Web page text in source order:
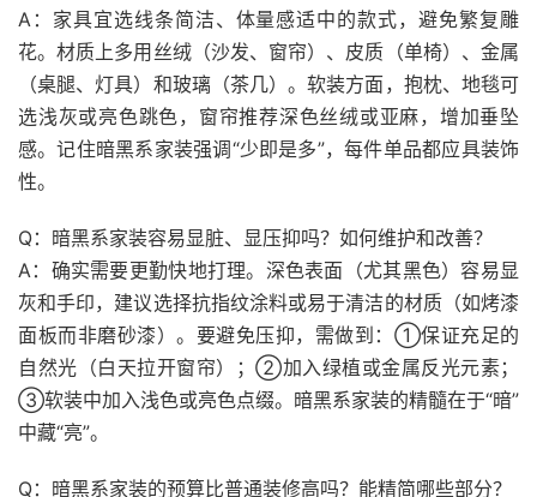
A：家具宜选线条简洁、体量感适中的款式，避免繁复雕
花。材质上多用丝绒（沙发、窗帘）、皮质（单椅）、金属
（桌腿、灯具）和玻璃（茶几）。软装方面，抱枕、地毯可
选浅灰或亮色跳色，窗帘推荐深色丝绒或亚麻，增加垂坠
感。记住暗黑系家装强调“少即是多”，每件单品都应具装饰
性。
Q：暗黑系家装容易显脏、显压抑吗？如何维护和改善？
A：确实需要更勤快地打理。深色表面（尤其黑色）容易显
灰和手印，建议选择抗指纹涂料或易于清洁的材质（如烤漆
面板而非磨砂漆）。要避免压抑，需做到：①保证充足的
自然光（白天拉开窗帘）；②加入绿植或金属反光元素；
③软装中加入浅色或亮色点缀。暗黑系家装的精髓在于“暗”
中藏“亮”。
Q：暗黑系家装的预算比普通装修高吗？能精简哪些部分？